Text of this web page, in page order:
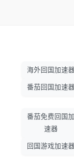
海外回国加速器
番茄回国加速器
番茄免费回国加
速器
回国游戏加速器